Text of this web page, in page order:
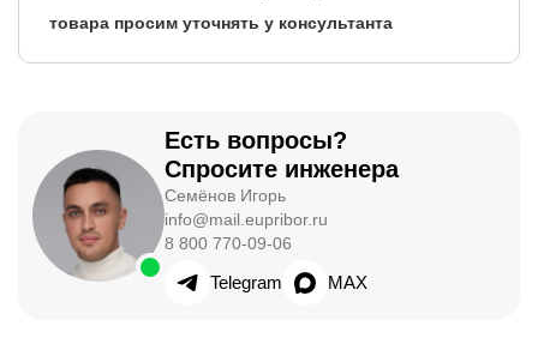
товара просим уточнять у консультанта
Есть вопросы?
Спросите инженера
Семёнов Игорь
info@mail.eupribor.ru
8 800 770-09-06
Telegram MAX